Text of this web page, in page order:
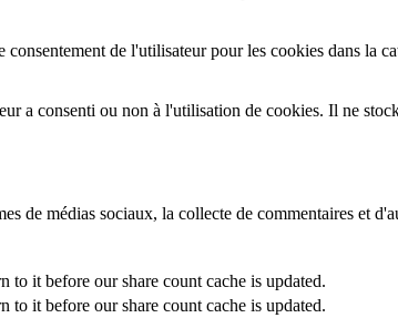
de l'utilisateur pour les cookies dans la
a consenti ou non à l'utilisation de cookies. Il ne
de médias sociaux, la collecte de commentaires et
to it before our share count cache is updated.
to it before our share count cache is updated.